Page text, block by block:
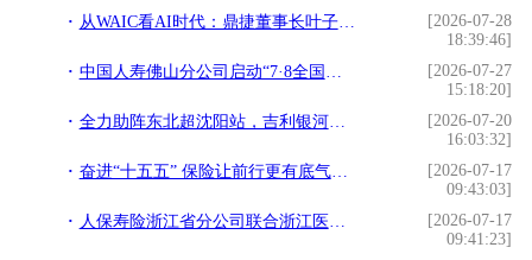
从WAIC看AI时代：鼎捷董事长叶子祯补上产业关键一层
[2026-07-28
18:39:46]
中国人寿佛山分公司启动“7·8全国保险公众宣传日”暨“三十而li 荣耀共享”主题活动
[2026-07-27
15:18:20]
全力助阵东北超沈阳站，吉利银河甲醇电混车型实力圈粉
[2026-07-20
16:03:32]
奋进“十五五” 保险让前行更有底气——人保寿险浙江省分公司开展7·8全国保险公众宣传日系列活动
[2026-07-17
09:43:03]
人保寿险浙江省分公司联合浙江医院开展学习“义乌发展经验”主题党日活动
[2026-07-17
09:41:23]